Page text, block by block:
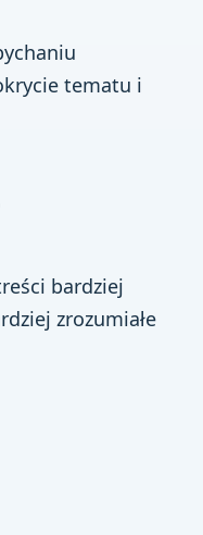
tematu i
bardziej
zrozumiałe